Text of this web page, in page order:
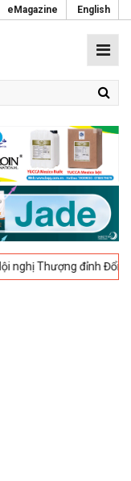
eMagazine English
đỉnh Đổi mới